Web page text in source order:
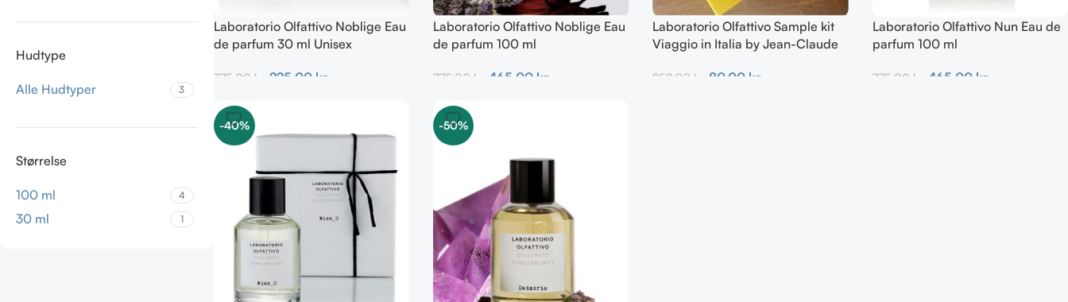
Hudtype
Alle Hudtyper 3
Størrelse
100 ml 4
30 ml 1
Laboratorio Olfattivo Noblige Eau
de parfum 30 ml Unisex
375,00 kr. 225,00 kr.
Laboratorio Olfattivo Noblige Eau
de parfum 100 ml
775,00 kr. 465,00 kr.
Laboratorio Olfattivo Sample kit
Viaggio in Italia by Jean-Claude
259,00 kr. 80,00 kr.
Laboratorio Olfattivo Nun Eau de
parfum 100 ml
775,00 kr. 465,00 kr.
-40% -50%